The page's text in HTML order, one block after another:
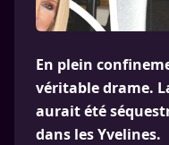
En plein
véritable drame.
aurait été
dans les Yvelines.